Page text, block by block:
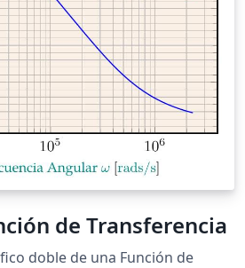
de Transferencia
doble de una Función de